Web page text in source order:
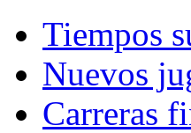
Tiempos
Nuevos
Carreras